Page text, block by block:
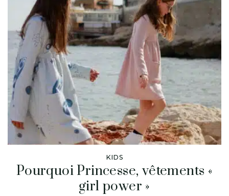
KIDS
Pourquoi Princesse, vêtements «
girl power »